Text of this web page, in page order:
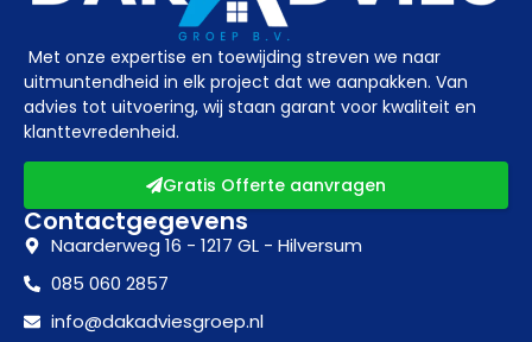
Met onze expertise en toewijding streven we naar
uitmuntendheid in elk project dat we aanpakken. Van
advies tot uitvoering, wij staan garant voor kwaliteit en
klanttevredenheid.
Gratis Offerte aanvragen
Contactgegevens
Naarderweg 16 - 1217 GL - Hilversum
085 060 2857
info@dakadviesgroep.nl